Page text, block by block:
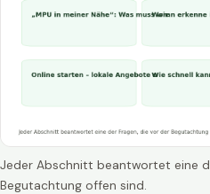
Jeder Abschnitt beantwortet eine
Begutachtung offen sind.